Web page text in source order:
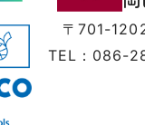
〒701-
TEL：086-